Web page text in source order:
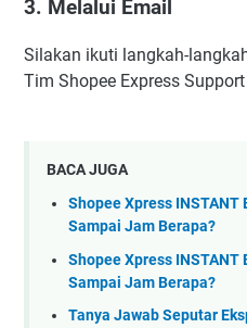
3. Melalui Email
Silakan ikuti langkah-
Tim Shopee Express
BACA JUGA
Shopee Xpress INSTANT
Sampai Jam Berapa?
Shopee Xpress INSTANT
Sampai Jam Berapa?
Tanya Jawab Seputar